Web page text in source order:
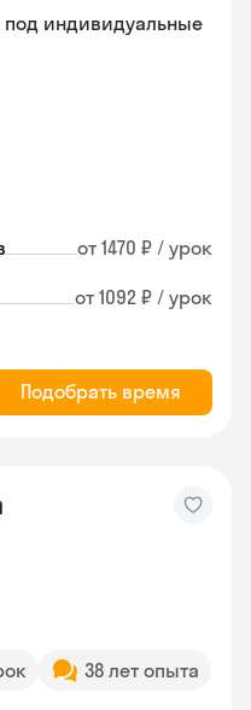
индивидуальные
от 1470 ₽ / урок
от 1092 ₽ / урок
Подобрать время
38 лет опыта